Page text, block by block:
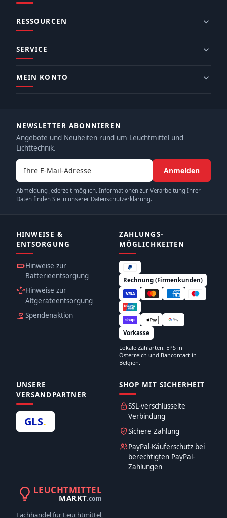
RESSOURCEN
SERVICE
MEIN KONTO
NEWSLETTER ABONNIEREN
Angebote und Neuheiten rund um Leuchtmittel und
Lichttechnik.
E-Mail-Adresse
Anmelden
Abmeldung jederzeit möglich. Informationen zur Verarbeitung Ihrer
Daten finden Sie in unserer Datenschutzerklärung.
HINWEISE &
ENTSORGUNG
Hinweise zur
Batterieentsorgung
Hinweise zur
Altgeräteentsorgung
Spendenaktion
ZAHLUNGS­
MÖGLICHKEITEN
Rechnung (Firmenkunden)
Vorkasse
Lokale Zahlarten: EPS in
Österreich und Bancontact in
Belgien.
UNSERE
VERSANDPARTNER
GLS.
SHOP MIT SICHERHEIT
SSL-verschlüsselte
Verbindung
Sichere Zahlung
PayPal-Käuferschutz bei
berechtigten PayPal-
Zahlungen
LEUCHTMITTEL
MARKT.com
Fachhandel für Leuchtmittel,